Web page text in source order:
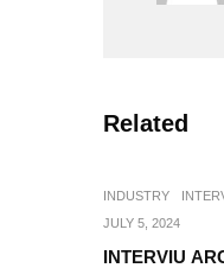
Related
INDUSTRY
JULY 5, 2024
INTERVIU